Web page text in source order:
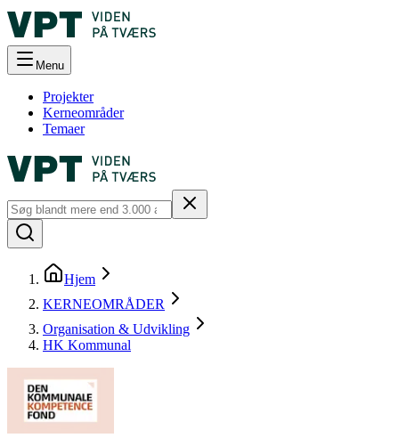
Menu
Projekter
Kerneområder
Temaer
Hjem
KERNEOMRÅDER
Organisation & Udvikling
HK Kommunal